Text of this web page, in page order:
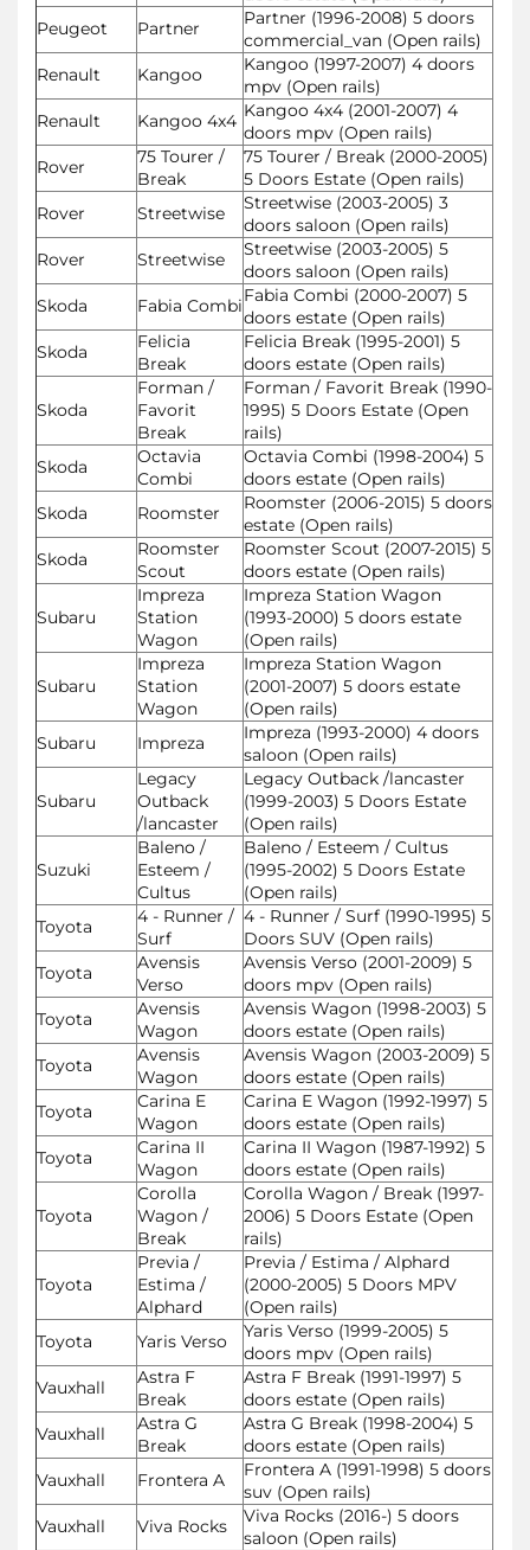
Peugeot
Partner
Partner (1996-2008) 5 doors
commercial_van (Open rails)
Renault
Kangoo
Kangoo (1997-2007) 4 doors
mpv (Open rails)
Renault
Kangoo 4x4 Kangoo 4x4 (2001-2007) 4
doors mpv (Open rails)
Rover
75 Tourer /
Break
75 Tourer / Break (2000-2005)
5 Doors Estate (Open rails)
Rover
Streetwise
Streetwise (2003-2005) 3
doors saloon (Open rails)
Rover
Streetwise
Streetwise (2003-2005) 5
doors saloon (Open rails)
Skoda
Fabia CombiFabia Combi (2000-2007) 5
doors estate (Open rails)
Skoda
Felicia
Break
Felicia Break (1995-2001) 5
doors estate (Open rails)
Skoda
Forman /
Favorit
Break
Forman / Favorit Break (1990-
1995) 5 Doors Estate (Open
rails)
Skoda
Octavia
Combi
Octavia Combi (1998-2004) 5
doors estate (Open rails)
Skoda
Roomster
Roomster (2006-2015) 5 doors
estate (Open rails)
Skoda
Roomster
Scout
Roomster Scout (2007-2015) 5
doors estate (Open rails)
Subaru
Impreza
Station
Wagon
Impreza Station Wagon
(1993-2000) 5 doors estate
(Open rails)
Subaru
Impreza
Station
Wagon
Impreza Station Wagon
(2001-2007) 5 doors estate
(Open rails)
Subaru
Impreza
Impreza (1993-2000) 4 doors
saloon (Open rails)
Subaru
Legacy
Outback
/lancaster
Legacy Outback /lancaster
(1999-2003) 5 Doors Estate
(Open rails)
Suzuki
Baleno /
Esteem /
Cultus
Baleno / Esteem / Cultus
(1995-2002) 5 Doors Estate
(Open rails)
Toyota
4 - Runner /
Surf
4 - Runner / Surf (1990-1995) 5
Doors SUV (Open rails)
Toyota
Avensis
Verso
Avensis Verso (2001-2009) 5
doors mpv (Open rails)
Toyota
Avensis
Wagon
Avensis Wagon (1998-2003) 5
doors estate (Open rails)
Toyota
Avensis
Wagon
Avensis Wagon (2003-2009) 5
doors estate (Open rails)
Toyota
Carina E
Wagon
Carina E Wagon (1992-1997) 5
doors estate (Open rails)
Toyota
Carina II
Wagon
Carina II Wagon (1987-1992) 5
doors estate (Open rails)
Toyota
Corolla
Wagon /
Break
Corolla Wagon / Break (1997-
2006) 5 Doors Estate (Open
rails)
Toyota
Previa /
Estima /
Alphard
Previa / Estima / Alphard
(2000-2005) 5 Doors MPV
(Open rails)
Toyota
Yaris Verso
Yaris Verso (1999-2005) 5
doors mpv (Open rails)
Vauxhall
Astra F
Break
Astra F Break (1991-1997) 5
doors estate (Open rails)
Vauxhall
Astra G
Break
Astra G Break (1998-2004) 5
doors estate (Open rails)
Vauxhall
Frontera A
Frontera A (1991-1998) 5 doors
suv (Open rails)
Vauxhall
Viva Rocks
Viva Rocks (2016-) 5 doors
saloon (Open rails)